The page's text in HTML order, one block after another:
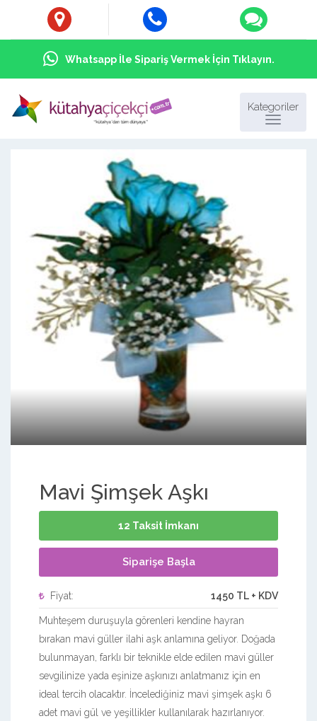
Whatsapp İle Sipariş Vermek İçin Tıklayın.
Kategoriler
Mavi Şimşek Aşkı
12 Taksit İmkanı
Siparişe Başla
Fiyat: 1450 TL + KDV
Muhteşem duruşuyla görenleri kendine hayran
bırakan mavi güller ilahi aşk anlamına geliyor. Doğada
bulunmayan, farklı bir teknikle elde edilen mavi güller
sevgilinize yada eşinize aşkınızı anlatmanız için en
ideal tercih olacaktır. İncelediğiniz mavi şimşek aşkı 6
adet mavi gül ve yeşillikler kullanılarak hazırlanıyor.